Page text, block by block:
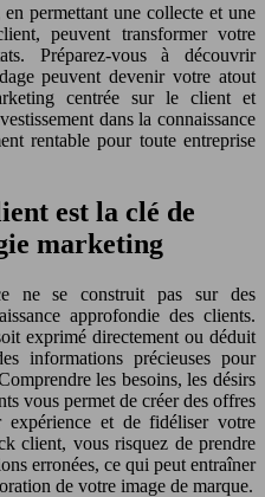
permettant une collecte et une
peuvent transformer votre
Préparez-vous à découvrir
peuvent devenir votre atout
centrée sur le client et
dans la connaissance
rentable pour toute entreprise
est la clé de
marketing
ne se construit pas sur des
approfondie des clients.
exprimé directement ou déduit
informations précieuses pour
les besoins, les désirs
vous permet de créer des offres
expérience et de fidéliser votre
client, vous risquez de prendre
erronées, ce qui peut entraîner
de votre image de marque.